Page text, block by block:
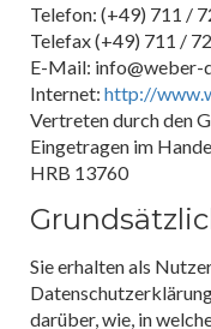
Telefon: (+49) 711 /
Telefax (+49) 711 /
E-Mail: info@weber-
Internet: http://
Vertreten durch den
Eingetragen im
HRB 13760
Sie erhalten als
darüber, wie, in